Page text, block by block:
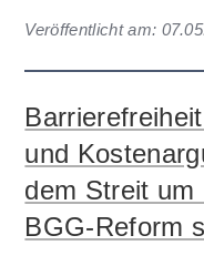
Veröffentlicht am:
und
dem Streit
BGG-Reform